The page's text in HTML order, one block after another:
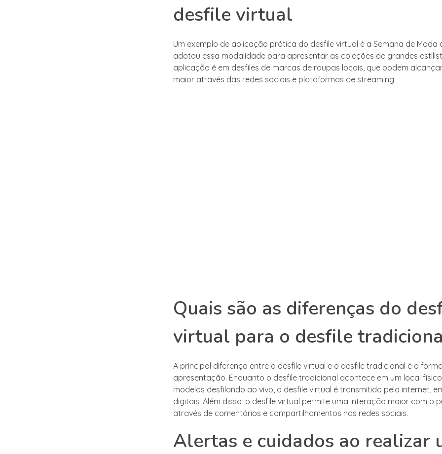
desfile virtual
Um exemplo de aplicação prática do desfile virtual é a Semana de Moda
adotou essa modalidade para apresentar as coleções de grandes
aplicação é em desfiles de marcas de roupas locais, que podem
maior através das redes sociais e plataformas de streaming.
Quais são as diferenças do
virtual para o desfile
A principal diferença entre o desfile virtual e o desfile tradicional é a
apresentação. Enquanto o desfile tradicional acontece em um local
modelos desfilando ao vivo, o desfile virtual é transmitido pela internet,
digitais. Além disso, o desfile virtual permite uma interação maior com o
através de comentários e compartilhamentos nas redes sociais.
Alertas e cuidados ao realizar